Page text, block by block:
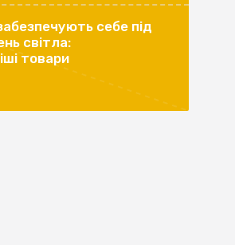
себе під
світла:
товари